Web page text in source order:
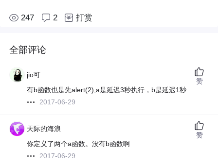
247 2 打赏
全部评论
jio可
有b函数也是先alert(2),a是延迟3秒执行，b是延迟1秒
2017-06-29
赞
天际的海浪
你定义了两个a函数。没有b函数啊
2017-06-29
赞